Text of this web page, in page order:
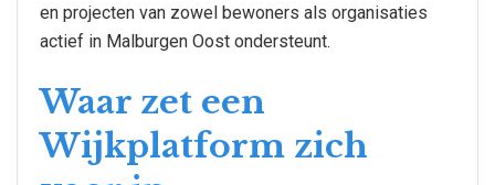
en projecten van zowel bewoners als organisaties
actief in Malburgen Oost ondersteunt.
Waar zet een
Wijkplatform zich